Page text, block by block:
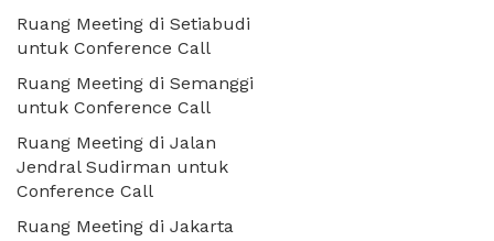
Ruang Meeting di Setiabudi
untuk Conference Call
Ruang Meeting di Semanggi
untuk Conference Call
Ruang Meeting di Jalan
Jendral Sudirman untuk
Conference Call
Ruang Meeting di Jakarta